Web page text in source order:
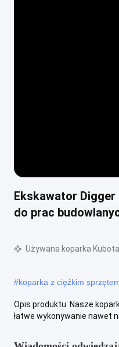
Ekskawator Digger
do prac
Używana koparka Kubota
#koparka z ciężkim
Opis produktu: Nasze
łatwe wykonywanie nawet